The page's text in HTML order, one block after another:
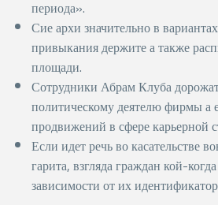
периода».
Сие архи значительно в
привыкания держите а также
площади.
Сотрудники Абрам Клуба
политическому деятелю фирмы а
продвижений в сфере карьерной
Если идет речь во касательстве
гарита, взгляда граждан кой-
зависимости от их